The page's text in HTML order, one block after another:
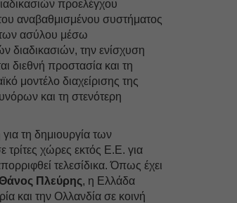
προελέγχου
αναβαθμισμένου συστήματος
ασύλου μέσω
διαδικασιών, την ενίσχυση
διεθνή προστασία και τη
μοντέλο διαχείρισης της
και τη στενότερη
για τη δημιουργία των
τρίτες χώρες εκτός Ε.Ε. για
τελεσίδικα. Όπως έχει
Πλεύρης, η Ελλάδα
και την Ολλανδία σε κοινή